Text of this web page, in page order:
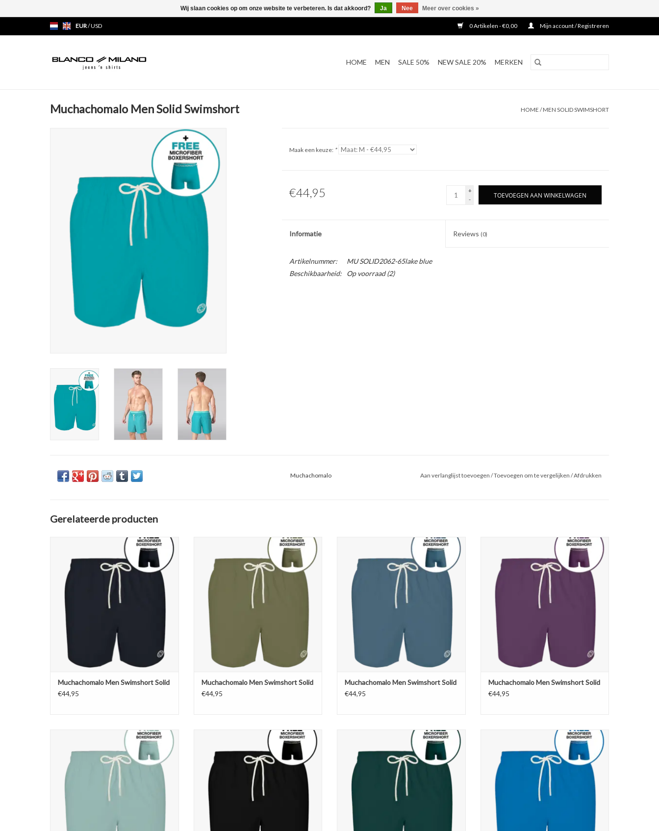
EUR/USD 0 Artikelen - €0,00 Mijn account / Registreren
HOME MEN SALE 50% NEW SALE 20% MERKEN
Muchachomalo Men Solid Swimshort HOME /MEN SOLID SWIMSHORT
Maak een keuze: *
€44,95
+
-
TOEVOEGEN AAN WINKELWAGEN
Informatie Reviews (0)
Artikelnummer:
MU SOLID2062-65lake blue
Beschikbaarheid:
Op voorraad(2)
Muchachomalo Aan verlanglijst toevoegen /Toevoegen om te vergelijken /Afdrukken
Gerelateerde producten
Muchachomalo Men Swimshort Solid
TOEVOEGEN AAN WINKELWAGEN
Muchachomalo Men Swimshort Solid
€44,95
Muchachomalo Men Swimshort Solid
TOEVOEGEN AAN WINKELWAGEN
Muchachomalo Men Swimshort Solid
€44,95
Muchachomalo Men Swimshort Solid
TOEVOEGEN AAN WINKELWAGEN
Muchachomalo Men Swimshort Solid
€44,95
Muchachomalo Men Swimshort Solid
TOEVOEGEN AAN WINKELWAGEN
Muchachomalo Men Swimshort Solid
€44,95
Muchachomalo Men Swimshort Solid
TOEVOEGEN AAN WINKELWAGEN
Muchachomalo Men Solid Swimshort
TOEVOEGEN AAN WINKELWAGEN
Muchachomalo Men Solid Swimshort
TOEVOEGEN AAN WINKELWAGEN
Muchachomalo Men Solid Swimshort
TOEVOEGEN AAN WINKELWAGEN
Wij slaan cookies op om onze website te verbeteren. Is dat akkoord? Ja Nee Meer over cookies »